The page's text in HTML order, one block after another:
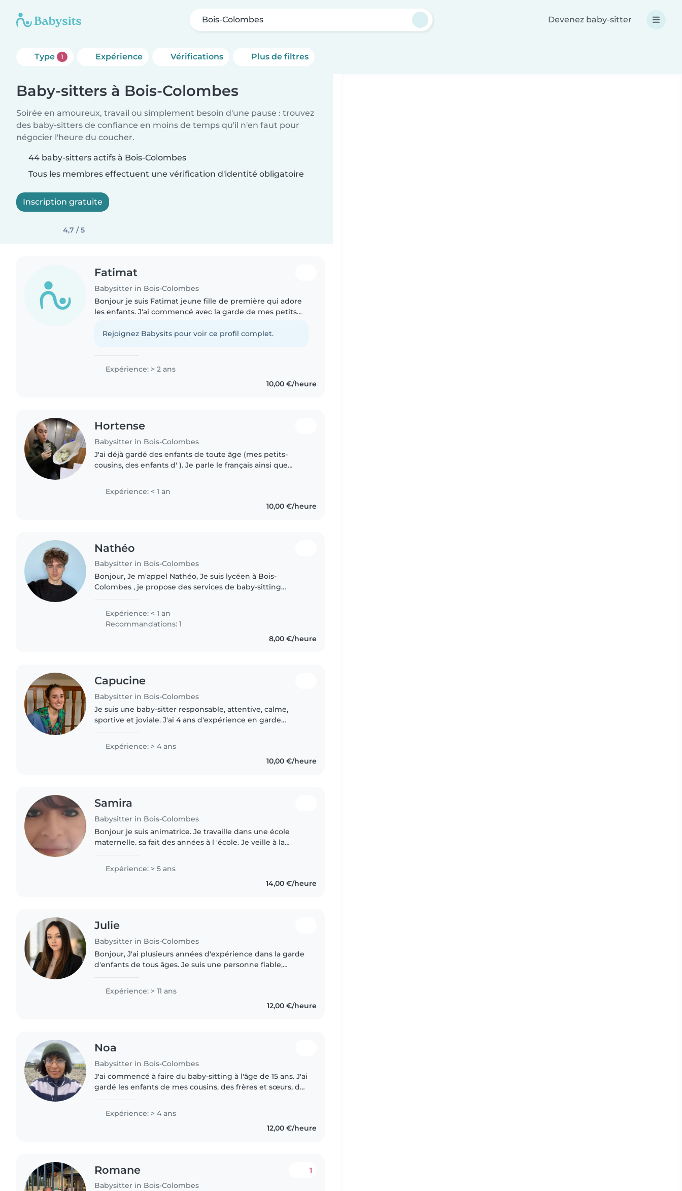
Bois-Colombes Devenez baby-sitter
Type 1 Expérience Vérifications Plus de filtres
Baby-sitters à Bois-Colombes
Soirée en amoureux, travail ou simplement besoin d'une pause : trouvez
des baby-sitters de confiance en moins de temps qu'il n'en faut pour
négocier l'heure du coucher.
44 baby-sitters actifs à Bois-Colombes
Tous les membres effectuent une vérification d'identité obligatoire
Inscription gratuite
4,7 / 5
Fatimat
Babysitter in Bois-Colombes
Bonjour je suis Fatimat jeune fille de première qui adore
les enfants. J'ai commencé avec la garde de mes petits
cousins (que..
Rejoignez Babysits pour voir ce profil complet.
Expérience: > 2 ans
10,00 €/heure
Hortense
Babysitter in Bois-Colombes
J'ai déjà gardé des enfants de toute âge (mes petits-
cousins, des enfants d' ). Je parle le français ainsi que
Expérience: < 1 an
10,00 €/heure
Nathéo
Babysitter in Bois-Colombes
Bonjour, Je m'appel Nathéo, Je suis lycéen à Bois-
Colombes , je propose des services de baby-sitting
prends soin des enfants..
Expérience: < 1 an
Recommandations: 1
8,00 €/heure
Capucine
Babysitter in Bois-Colombes
Je suis une baby-sitter responsable, attentive, calme,
sportive et joviale. J'ai 4 ans d'expérience en garde
et en primaire...
Expérience: > 4 ans
10,00 €/heure
Samira
Babysitter in Bois-Colombes
Bonjour je suis animatrice. Je travaille dans une école
maternelle. sa fait des années à l 'école. Je veille à la
activités..
Expérience: > 5 ans
14,00 €/heure
Julie
Babysitter in Bois-Colombes
Bonjour, J'ai plusieurs années d'expérience dans la garde
d'enfants de tous âges. Je suis une personne fiable,
enfants. Sérieuse..
Expérience: > 11 ans
12,00 €/heure
Noa
Babysitter in Bois-Colombes
J'ai commencé à faire du baby-sitting à l'âge de 15 ans. J'ai
gardé les enfants de mes cousins, des frères et sœurs, de
Expérience: > 4 ans
12,00 €/heure
Romane
Babysitter in Bois-Colombes
1